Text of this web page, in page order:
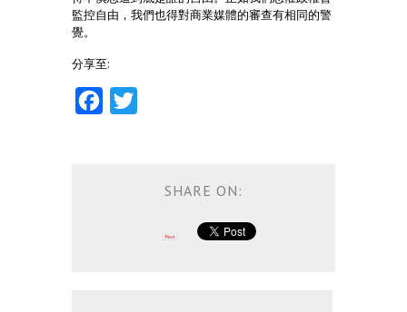
監控自由，我們也得對商業媒體的審查有相同的警
覺。
分享至:
Facebook
SHARE ON: